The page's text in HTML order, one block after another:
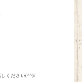
しください(^^)/